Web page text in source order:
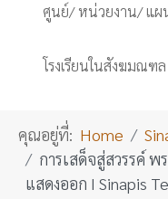
ศูนย์/ หน่วยงาน/ แผ
โรงเรียนในสังฆมณฑล
คุณอยู่ที่: Home
การเสด็จสู่สวรรค์
แสดงออก I Sinapis